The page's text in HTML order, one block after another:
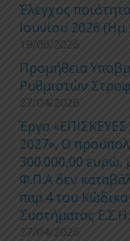
Έλεγχος
Ιουνίου 2026
19/06/2026
Προμήθεια
Ρυθμιστών
27/04/2026
Έργο
2027», Ο
300.000,00
Φ.Π.Α δεν
παρ.4 του
Συστήματος
27/04/2026